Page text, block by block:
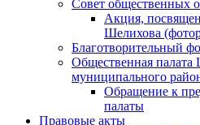
Совет общественных
Акция,
Шелихова
Благотворительный
Общественная палата
муниципального
Обращение к
палаты
Правовые акты